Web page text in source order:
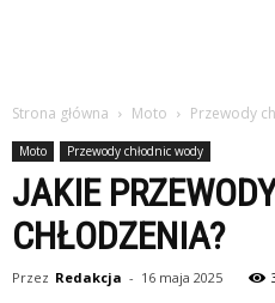
Strona główna Moto Przewody
Moto Przewody chłodnic wody
JAKIE
CHŁODZENIA?
Przez Redakcja - 16 maja 2025